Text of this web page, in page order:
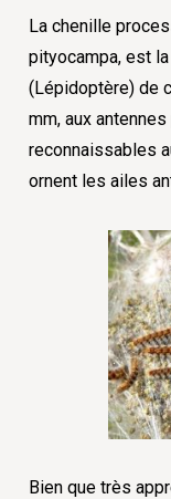
La chenille
pityocampa, est la
(Lépidoptère) de
mm, aux
reconnaissables
ornent les ailes
Bien que très